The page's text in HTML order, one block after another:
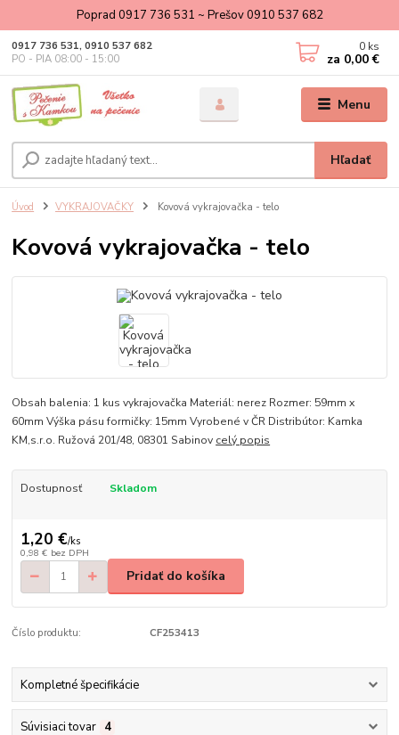
Poprad 0917 736 531 ~ Prešov 0910 537 682
Menu
Hľadať
0917 736 531, 0910 537 682
PO - PIA 08:00 - 15:00
0 ks
za 0,00 €
Úvod VYKRAJOVAČKY Kovová vykrajovačka - telo
Kovová vykrajovačka - telo
Obsah balenia: 1 kus vykrajovačka Materiál: nerez Rozmer: 59mm x
60mm Výška pásu formičky: 15mm Vyrobené v ČR Distribútor: Kamka
KM,s.r.o. Ružová 201/48, 08301 Sabinov celý popis
Dostupnosť Skladom
1,20 €/ks
0,98 € bez DPH
Pridať do košíka
Číslo produktu: CF253413
Kompletné špecifikácie
Súvisiaci tovar 4